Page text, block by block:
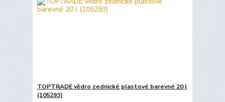
TOPTRADE vědro zednické plastové barevné 20 l
(105293)